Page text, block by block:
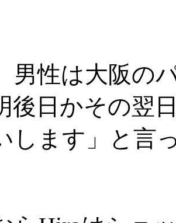
男性は大阪の
後日かその翌
します」と言